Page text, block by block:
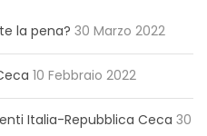
la pena? 30 Marzo 2022
10 Febbraio 2022
Italia-Repubblica Ceca 30